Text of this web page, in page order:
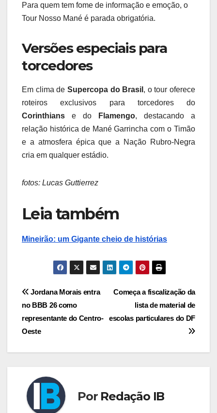
Para quem tem fome de informação e emoção, o
Tour Nosso Mané é parada obrigatória.
Versões especiais para
torcedores
Em clima de Supercopa do Brasil , o tour oferece
roteiros exclusivos para torcedores do
Corinthians e do Flamengo, destacando a
relação histórica de Mané Garrincha com o Timão
e a atmosfera épica que a Nação Rubro-Negra
cria em qualquer estádio.
fotos: Lucas Guttierrez
Leia também
Mineirão: um Gigante cheio de histórias
Navegação
de
Post
Começa a fiscalização da
lista de material de
escolas particulares do DF
Jordana Morais entra
no BBB 26 como
representante do Centro-
Oeste
Por Redação IB